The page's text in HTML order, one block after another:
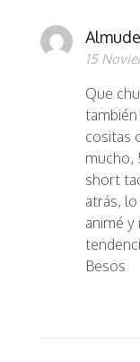
15
Que
cositas
mucho,
short
atrás,
animé
Besos